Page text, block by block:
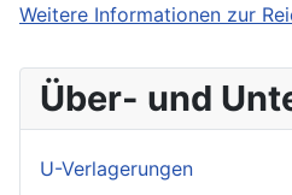
Weitere Informationen zur
Über- und
U-Verlagerungen